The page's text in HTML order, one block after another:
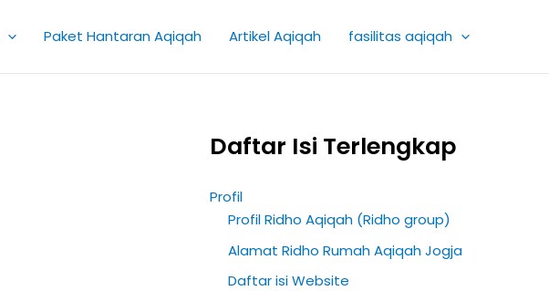
Paket Hantaran Aqiqah Artikel Aqiqah fasilitas aqiqah
Daftar Isi Terlengkap
Profil
Profil Ridho Aqiqah (Ridho group)
Alamat Ridho Rumah Aqiqah Jogja
Daftar isi Website
o
i